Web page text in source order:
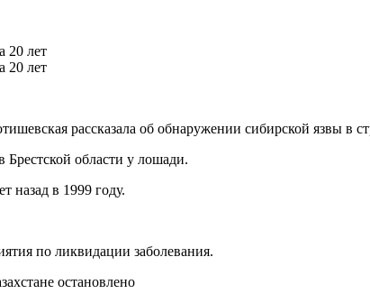
рассказала об обнаружении сибирской язвы в
Брестской области у лошади.
назад в 1999 году.
по ликвидации заболевания.
остановлено